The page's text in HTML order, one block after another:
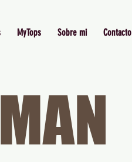
MyTops Sobre mi Contacto